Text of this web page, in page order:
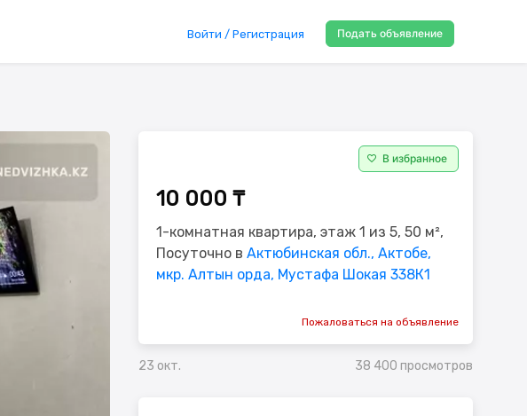
Войти / Регистрация Подать объявление
В избранное
10 000 ₸
1-комнатная квартира, этаж 1 из 5, 50 м²,
Посуточно в Актюбинская обл., Актобе,
мкр. Алтын орда, Мустафа Шокая 338К1
Пожаловаться на объявление
23 окт. 38 400 просмотров